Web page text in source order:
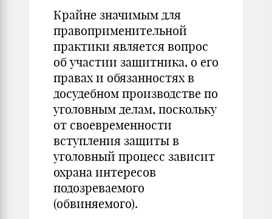
Крайне значимым для
правоприменительной
практики является вопрос
об участии защитника, о его
правах и обязанностях в
досудебном производстве по
уголовным делам, поскольку
от своевременности
вступления защиты в
уголовный процесс зависит
охрана интересов
подозреваемого
(обвиняемого).